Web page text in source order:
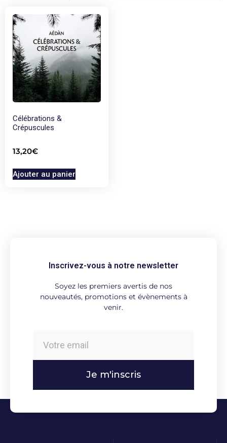
Célébrations &
Crépuscules
13,20€
Ajouter au panier
Inscrivez-vous à notre newsletter
Soyez les premiers avertis de nos
nouveautés, promotions et évènements à
venir.
Je m'inscris